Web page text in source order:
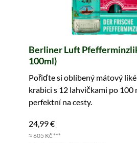
Berliner Luft
100ml)
Pořiďte si oblíbený mátový
krabici s 12 lahvičkami po 100
perfektní na cesty.
24,99 €
≈ 605 Kč ***